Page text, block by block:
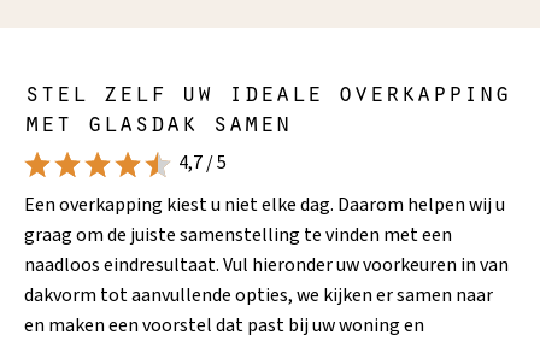
stel zelf uw ideale overkapping
met glasdak samen
4,7 / 5
Een overkapping kiest u niet elke dag. Daarom helpen wij u
graag om de juiste samenstelling te vinden met een
naadloos eindresultaat. Vul hieronder uw voorkeuren in van
dakvorm tot aanvullende opties, we kijken er samen naar
en maken een voorstel dat past bij uw woning en